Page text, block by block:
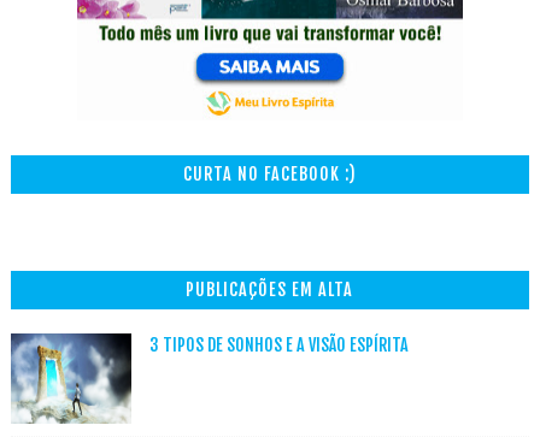
CURTA NO FACEBOOK :)
PUBLICAÇÕES EM ALTA
3 TIPOS DE SONHOS E A VISÃO ESPÍRITA